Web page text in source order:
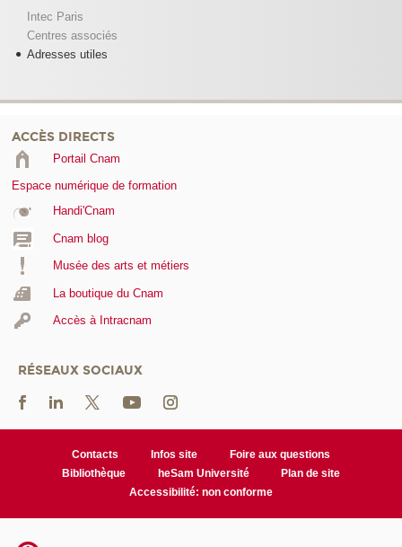
Intec Paris
Centres associés
Adresses utiles
ACCÈS DIRECTS
Portail Cnam
Espace numérique de formation
Handi'Cnam
Cnam blog
Musée des arts et métiers
La boutique du Cnam
Accès à Intracnam
RÉSEAUX SOCIAUX
Contacts Infos site
Foire aux questions
Bibliothèque
heSam Université
Plan de site
Accessibilité: non conforme